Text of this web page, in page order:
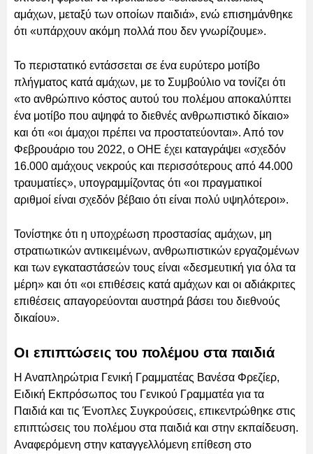
αμάχων, μεταξύ των οποίων παιδιά», ενώ επισημάνθηκε
ότι «υπάρχουν ακόμη πολλά που δεν γνωρίζουμε».
Το περιστατικό εντάσσεται σε ένα ευρύτερο μοτίβο
πλήγματος κατά αμάχων, με το Συμβούλιο να τονίζει ότι
«το ανθρώπινο κόστος αυτού του πολέμου αποκαλύπτει
ένα μοτίβο που αψηφά το διεθνές ανθρωπιστικό δίκαιο»
και ότι «οι άμαχοι πρέπει να προστατεύονται». Από τον
Φεβρουάριο του 2022, ο ΟΗΕ έχει καταγράψει «σχεδόν
16.000 αμάχους νεκρούς και περισσότερους από 44.000
τραυματίες», υπογραμμίζοντας ότι «οι πραγματικοί
αριθμοί είναι σχεδόν βέβαιο ότι είναι πολύ υψηλότεροι».
Τονίστηκε ότι η υποχρέωση προστασίας αμάχων, μη
στρατιωτικών αντικειμένων, ανθρωπιστικών εργαζομένων
και των εγκαταστάσεών τους είναι «δεσμευτική για όλα τα
μέρη» και ότι «οι επιθέσεις κατά αμάχων και οι αδιάκριτες
επιθέσεις απαγορεύονται αυστηρά βάσει του διεθνούς
δικαίου».
Οι επιπτώσεις του πολέμου στα παιδιά
Η Αναπληρώτρια Γενική Γραμματέας Βανέσα Φρεζίερ,
Ειδική Εκπρόσωπος του Γενικού Γραμματέα για τα
Παιδιά και τις Ένοπλες Συγκρούσεις, επικεντρώθηκε στις
επιπτώσεις του πολέμου στα παιδιά και στην εκπαίδευση.
Αναφερόμενη στην καταγγελλόμενη επίθεση στο